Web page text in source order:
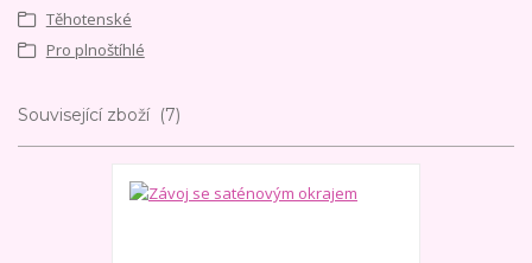
Těhotenské
Pro plnoštíhlé
Související zboží 7